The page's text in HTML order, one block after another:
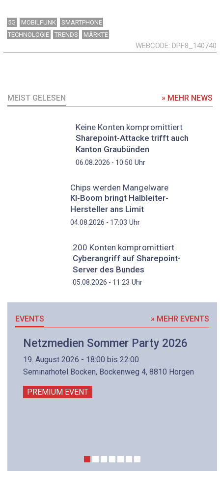
5G MOBILFUNK
SMARTPHONE
TECHNOLOGIE
TRENDS MÄRKTE
WEBCODE DPF8_140740
MEIST GELESEN » MEHR NEWS
Keine Konten kompromittiert
Sharepoint-Attacke trifft auch
Kanton Graubünden
06.08.2026 - 10:50 Uhr
Chips werden Mangelware
KI-Boom bringt Halbleiter-
Hersteller ans Limit
04.08.2026 - 17:03 Uhr
200 Konten kompromittiert
Cyberangriff auf Sharepoint-
Server des Bundes
05.08.2026 - 11:23 Uhr
EVENTS » MEHR EVENTS
Netzmedien Sommer Party 2026
19. August 2026 - 18:00 bis 22:00
Seminarhotel Bocken, Bockenweg 4, 8810 Horgen
PREMIUM EVENT